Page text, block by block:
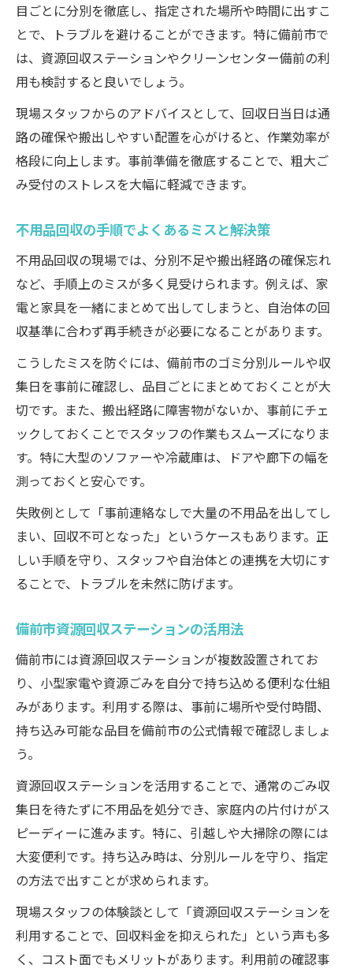
目ごとに分別を徹底し、指定された場所や時間に出すこ
とで、トラブルを避けることができます。特に備前市で
は、資源回収ステーションやクリーンセンター備前の利
用も検討すると良いでしょう。
現場スタッフからのアドバイスとして、回収日当日は通
路の確保や搬出しやすい配置を心がけると、作業効率が
格段に向上します。事前準備を徹底することで、粗大ご
み受付のストレスを大幅に軽減できます。
不用品回収の手順でよくあるミスと解決策
不用品回収の現場では、分別不足や搬出経路の確保忘れ
など、手順上のミスが多く見受けられます。例えば、家
電と家具を一緒にまとめて出してしまうと、自治体の回
収基準に合わず再手続きが必要になることがあります。
こうしたミスを防ぐには、備前市のゴミ分別ルールや収
集日を事前に確認し、品目ごとにまとめておくことが大
切です。また、搬出経路に障害物がないか、事前にチェ
ックしておくことでスタッフの作業もスムーズになりま
す。特に大型のソファーや冷蔵庫は、ドアや廊下の幅を
測っておくと安心です。
失敗例として「事前連絡なしで大量の不用品を出してし
まい、回収不可となった」というケースもあります。正
しい手順を守り、スタッフや自治体との連携を大切にす
ることで、トラブルを未然に防げます。
備前市資源回収ステーションの活用法
備前市には資源回収ステーションが複数設置されてお
り、小型家電や資源ごみを自分で持ち込める便利な仕組
みがあります。利用する際は、事前に場所や受付時間、
持ち込み可能な品目を備前市の公式情報で確認しましょ
う。
資源回収ステーションを活用することで、通常のごみ収
集日を待たずに不用品を処分でき、家庭内の片付けがス
ピーディーに進みます。特に、引越しや大掃除の際には
大変便利です。持ち込み時は、分別ルールを守り、指定
の方法で出すことが求められます。
現場スタッフの体験談として「資源回収ステーションを
利用することで、回収料金を抑えられた」という声も多
く、コスト面でもメリットがあります。利用前の確認事